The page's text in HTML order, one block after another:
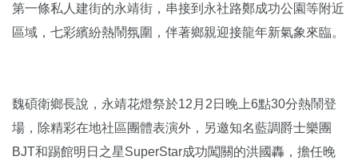
第一條私人建街的永靖街，串接到永社路鄭成功公園等附近
區域，七彩繽紛熱鬧氛圍，伴著鄉親迎接龍年新氣象來臨。
魏碩衛鄉長說，永靖花燈祭於12月2日晚上6點30分熱鬧登
場，除精彩在地社區團體表演外，另邀知名藍調爵士樂團
BJT和踢館明日之星SuperStar成功闖關的洪國轟，擔任晚